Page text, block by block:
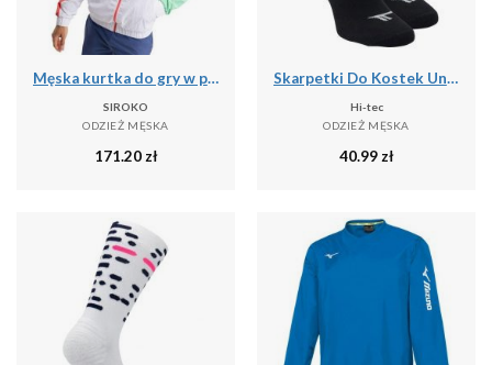
Męska kurtka do gry w padla Padel Siroko Backspin Erit
SIROKO
ODZIEŻ MĘSKA
171.20zł
Skarpetki Do Kostek Unisex Dla Dorosłych Chire
Hi-tec
ODZIEŻ MĘSKA
40.99zł